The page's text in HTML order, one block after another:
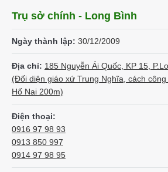
Trụ sở chính - Long Bình
Ngày thành lập: 30/12/2009
Địa chỉ: 185 Nguyễn Ái Quốc, KP 15,
(Đối diện giáo xứ Trung Nghĩa, cách
Hố Nai 200m)
Điện thoại:
0916 97 98 93
0913 850 997
0914 97 98 95